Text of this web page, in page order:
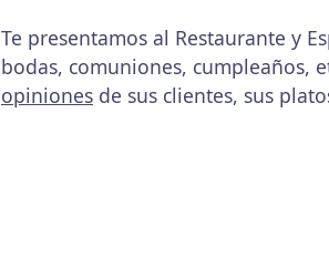
Te presentamos al Restaurante y
bodas, comuniones, cumpleaños,
opiniones de sus clientes, sus